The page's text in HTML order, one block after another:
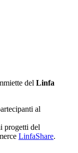
del Linfa
al
progetti del
LinfaShare.